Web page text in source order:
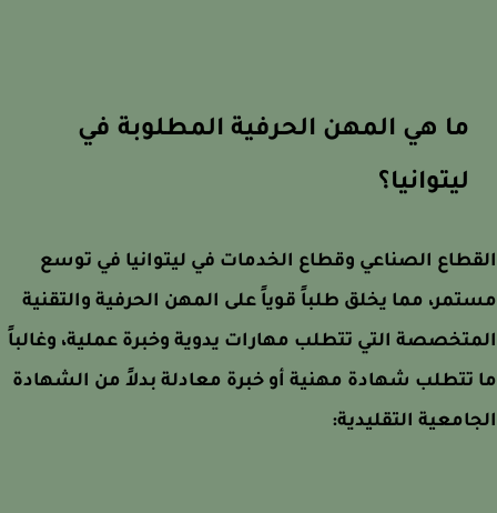
ما هي المهن الحرفية المطلوبة في
ليتوانيا؟
الصناعي وقطاع الخدمات في ليتوانيا في توسع
مما يخلق طلباً قوياً على المهن الحرفية والتقنية
التي تتطلب مهارات يدوية وخبرة عملية، وغالباً
تتطلب شهادة مهنية أو خبرة معادلة بدلاً من الشهادة
التقليدية: